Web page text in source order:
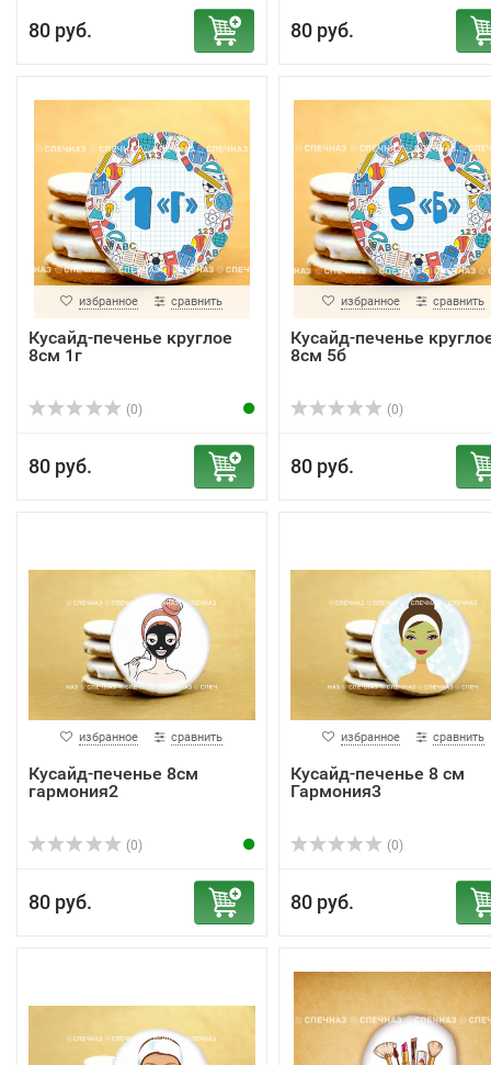
80 руб. 80 руб.
избранное сравнить
Кусайд-печенье круглое
8см 1г
(0)
80 руб.
избранное сравнить
Кусайд-печенье
8см 5б
(0)
80 руб.
избранное сравнить
Кусайд-печенье 8см
гармония2
(0)
80 руб.
избранное сравнить
Кусайд-печенье 8 см
Гармония3
(0)
80 руб.